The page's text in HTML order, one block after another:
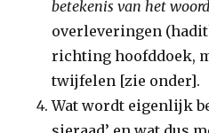
betekenis van het
overleveringen
richting hoofddoek,
twijfelen [zie onder].
Wat wordt eigenlijk